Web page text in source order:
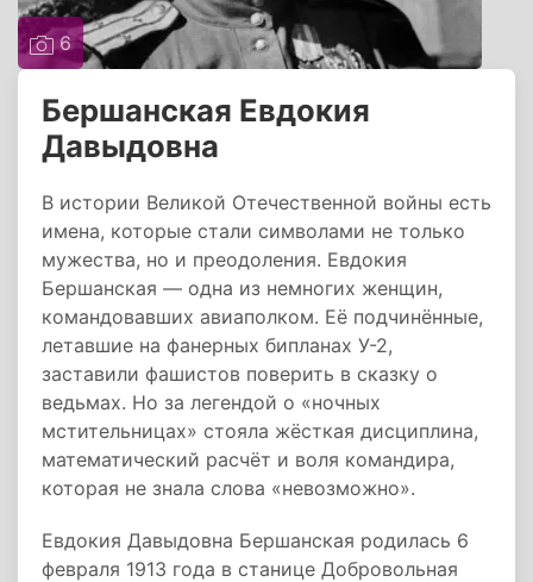
6
Бершанская Евдокия
Давыдовна
В истории Великой Отечественной войны есть
имена, которые стали символами не только
мужества, но и преодоления. Евдокия
Бершанская — одна из немногих женщин,
командовавших авиаполком. Её подчинённые,
летавшие на фанерных бипланах У-2,
заставили фашистов поверить в сказку о
ведьмах. Но за легендой о «ночных
мстительницах» стояла жёсткая дисциплина,
математический расчёт и воля командира,
которая не знала слова «невозможно».
Евдокия Давыдовна Бершанская родилась 6
февраля 1913 года в станице Добровольная